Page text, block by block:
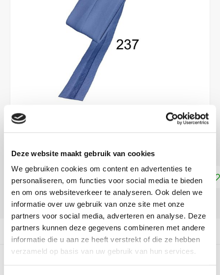
Deze website maakt gebruik van cookies
We gebruiken cookies om content en advertenties te
personaliseren, om functies voor social media te bieden
en om ons websiteverkeer te analyseren. Ook delen we
informatie over uw gebruik van onze site met onze
partners voor social media, adverteren en analyse. Deze
partners kunnen deze gegevens combineren met andere
informatie die u aan ze heeft verstrekt of die ze hebben
verzameld op basis van uw gebruik van hun services.
DIRECT LEVERBAAR
Toevoegen aan winkelwagen
DELEN:
Productomschrijving